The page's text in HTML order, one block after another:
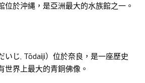
位於沖縄，是亞洲最大的水族館之一。
いじ, Tōdaiji）位於奈良，是一座歷史
世界上最大的青銅佛像。